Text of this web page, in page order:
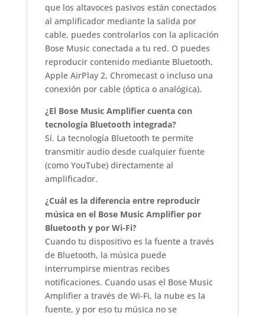
que los altavoces pasivos están conectados
al amplificador mediante la salida por
cable, puedes controlarlos con la aplicación
Bose Music conectada a tu red. O puedes
reproducir contenido mediante Bluetooth,
Apple AirPlay 2, Chromecast o incluso una
conexión por cable (óptica o analógica).
¿El Bose Music Amplifier cuenta con
tecnología Bluetooth integrada?
Sí. La tecnología Bluetooth te permite
transmitir audio desde cualquier fuente
(como YouTube) directamente al
amplificador.
¿Cuál es la diferencia entre reproducir
música en el Bose Music Amplifier por
Bluetooth y por Wi-Fi?
Cuando tu dispositivo es la fuente a través
de Bluetooth, la música puede
interrumpirse mientras recibes
notificaciones. Cuando usas el Bose Music
Amplifier a través de Wi-Fi, la nube es la
fuente, y por eso tu música no se